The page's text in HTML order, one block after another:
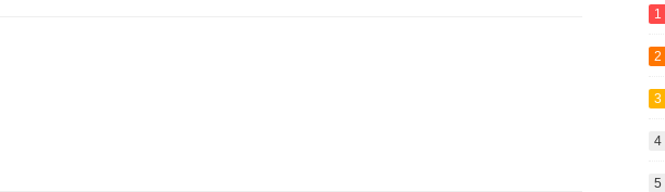
1
2
3
4
5